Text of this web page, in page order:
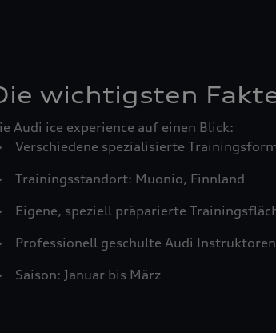
wichtigsten
Audi ice experience auf einen Blick:
Verschiedene spezialisierte
Trainingsstandort: Muonio, Finnland
Eigene, speziell präparierte
Professionell geschulte Audi Instruktoren
Saison: Januar bis März